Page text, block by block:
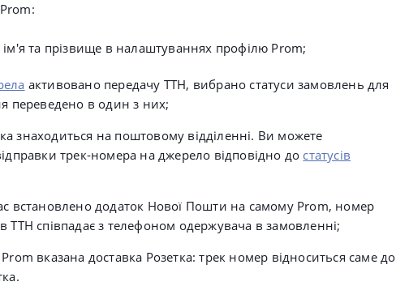
та прізвище в налаштуваннях профілю Prom;
активовано передачу ТТН, вибрано статуси замовлень для
переведено в один з них;
знаходиться на поштовому відділенні. Ви можете
трек-номера на джерело відповідно до статусів
встановлено додаток Нової Пошти на самому Prom, номер
ТТН співпадає з телефоном одержувача в замовленні;
вказана доставка Розетка: трек номер відноситься саме до